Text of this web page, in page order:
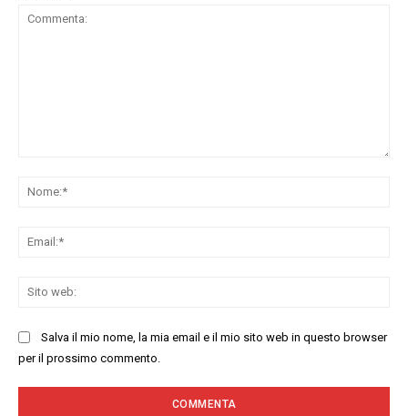
Salva il mio nome, la mia email e il mio sito web in questo browser
per il prossimo commento.